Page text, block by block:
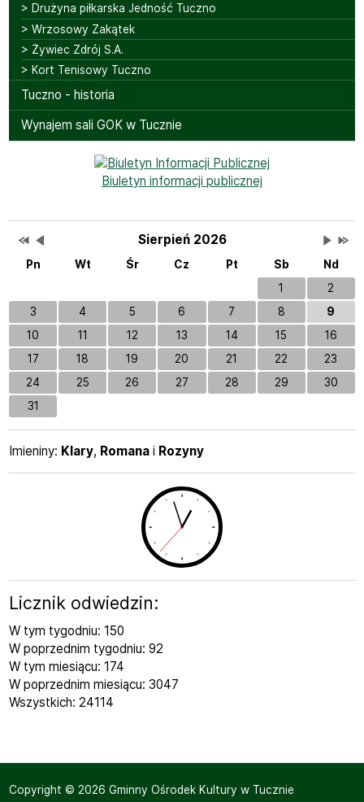
> Drużyna piłkarska Jedność Tuczno
> Wrzosowy Zakątek
> Żywiec Zdrój S.A.
> Kort Tenisowy Tuczno
Tuczno - historia
Wynajem sali GOK w Tucznie
Bannery boczne
Biuletyn informacji publicznej
Wydarzenia Lista wydarzeń w miesiącu
Sierpień 2026Brak wydarzeń w tym
Przestaw datę na Sierpień 2025
Przestaw datę na Lipiec 2026
Pn Wt Śr Cz Pt Sb
Nd
1
2
3
4 5 6 7 8
9
10
11 12 13 14 15
16
17
18 19 20 21 22
23
24
25 26 27 28 29
30
31
Imieniny
Imieniny: Klary, Romana i Rozyny
Licznik odwiedzin:
W tym tygodniu: 150
W poprzednim tygodniu: 92
W tym miesiącu: 174
W poprzednim miesiącu: 3047
Wszystkich: 24114
Copyright © 2026 Gminny Ośrodek Kultury w Tucznie